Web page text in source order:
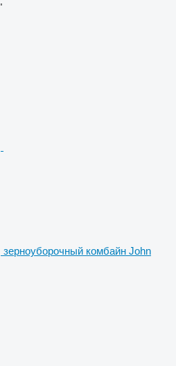
зерноуборочный комбайн John